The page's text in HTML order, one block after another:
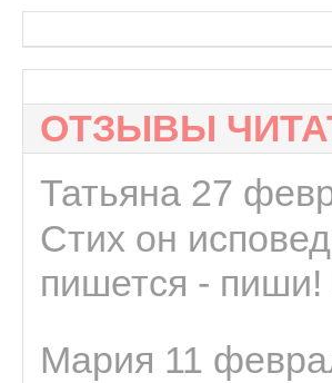
ОТЗЫВЫ
Татьяна 27
Стих он
пишется -
Мария 11